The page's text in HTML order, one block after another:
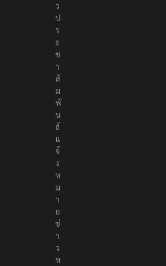
ว
ป
ร
ะ
ช
า
สั
ม
พั
น
ธ์
แ
จ้
ง
ห
ม
า
ย
ข่
า
ว
ห